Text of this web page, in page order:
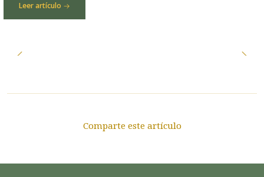
Leer artículo
Comparte este artículo